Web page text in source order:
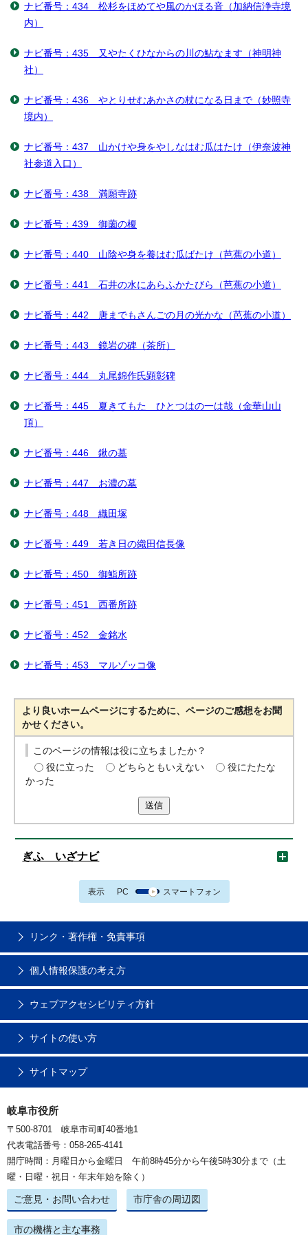
ナビ番号：434 松杉をほめてや風のかほる音（加納信浄寺境
内）
ナビ番号：435 又やたくひなからの川の鮎なます（神明神
社）
ナビ番号：436 やとりせむあかさの杖になる日まで（妙照寺
境内）
ナビ番号：437 山かけや身をやしなはむ瓜はたけ（伊奈波神
社参道入口）
ナビ番号：438 満願寺跡
ナビ番号：439 御薗の榎
ナビ番号：440 山陰や身を養はむ瓜ばたけ（芭蕉の小道）
ナビ番号：441 石井の水にあらふかたびら（芭蕉の小道）
ナビ番号：442 唐までもさんごの月の光かな（芭蕉の小道）
ナビ番号：443 鏡岩の碑（茶所）
ナビ番号：444 丸尾錦作氏顕彰碑
ナビ番号：445 夏きてもたゞひとつはの一は哉（金華山山
頂）
ナビ番号：446 鍬の墓
ナビ番号：447 お濃の墓
ナビ番号：448 織田塚
ナビ番号：449 若き日の織田信長像
ナビ番号：450 御鮨所跡
ナビ番号：451 西番所跡
ナビ番号：452 金銘水
ナビ番号：453 マルゾッコ像
より良いホームページにするために、ページのご感想をお聞
かせください。
このページの情報は役に立ちましたか？
役に立った
どちらともいえない
役にたたな
かった
送信
ぎふ いざナビ
表示 PC スマートフォン
リンク・著作権・免責事項
個人情報保護の考え方
ウェブアクセシビリティ方針
サイトの使い方
サイトマップ
岐阜市役所
〒500-8701 岐阜市司町40番地1
代表電話番号：058-265-4141
開庁時間：月曜日から金曜日 午前8時45分から午後5時30分まで（土
曜・日曜・祝日・年末年始を除く）
ご意見・お問い合わせ 市庁舎の周辺図
市の機構と主な事務